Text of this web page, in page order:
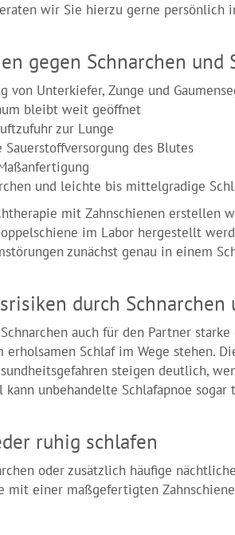
wir Sie hierzu gerne persönlich
gegen Schnarchen und
von Unterkiefer, Zunge und
bleibt weit geöffnet
zur Lunge
Sauerstoffversorgung des Blutes
und leichte bis mittelgradige
mit Zahnschienen erstellen
im Labor hergestellt
zunächst genau in einem
durch Schnarchen
auch für den Partner
erholsamen Schlaf im Wege stehen.
steigen deutlich,
unbehandelte Schlafapnoe sogar
ruhig schlafen
oder zusätzlich häufige
mit einer maßgefertigten